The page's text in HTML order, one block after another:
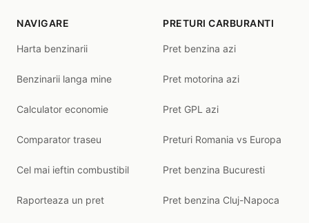
NAVIGARE
Harta benzinarii
Benzinarii langa mine
Calculator economie
Comparator traseu
Cel mai ieftin combustibil
Raporteaza un pret
PRETURI CARBURANTI
Pret benzina azi
Pret motorina azi
Pret GPL azi
Preturi Romania vs Europa
Pret benzina Bucuresti
Pret benzina Cluj-Napoca